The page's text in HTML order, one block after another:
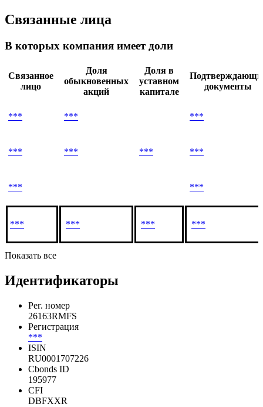
Связанные лица
В которых компания имеет доли
Связанное
лицо
Доля
обыкновенных
акций
Доля в
уставном
капитале
документы
*** *** ***
*** *** *** ***
*** ***
*** *** *** ***
Показать все
Идентификаторы
Рег. номер
26163RMFS
Регистрация
***
ISIN
RU0001707226
Cbonds ID
195977
CFI
DBFXXR